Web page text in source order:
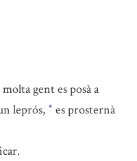
gent es posà a
leprós, * es prosternà